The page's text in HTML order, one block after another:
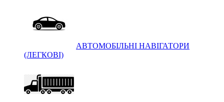
АВТОМОБІЛЬНІ НАВІГАТОРИ
(ЛЕГКОВІ)